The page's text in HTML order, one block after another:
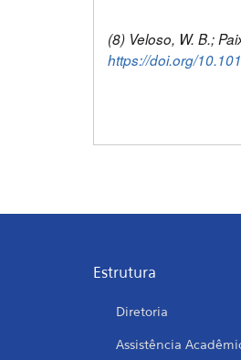
(8) Veloso, W. B.;
https://doi.org/
Estrutura
Diretoria
Assistência